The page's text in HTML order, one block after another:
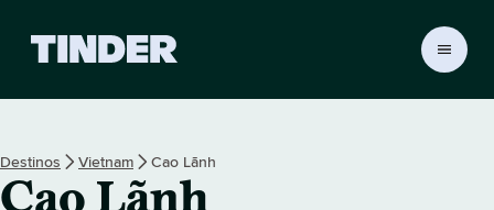
o
d
Destinos Vietnam Cao Lãnh
Cao Lãnh